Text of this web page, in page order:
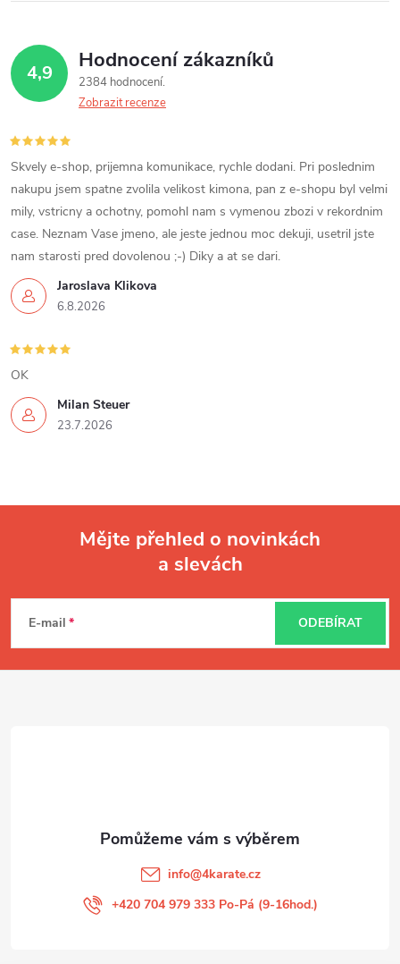
v
k
y
v
ý
p
i
s
u
4,9 Hodnocení zákazníků
2384 hodnocení
Zobrazit recenze
Jaroslava Klikova
6.8.2026
Skvely e-shop, prijemna komunikace, rychle dodani. Pri poslednim
nakupu jsem spatne zvolila velikost kimona, pan z e-shopu byl velmi
mily, vstricny a ochotny, pomohl nam s vymenou zbozi v rekordnim
case. Neznam Vase jmeno, ale jeste jednou moc dekuji, usetril jste
nam starosti pred dovolenou ;-) Diky a at se dari.
Milan Steuer
23.7.2026
OK
p
Mějte přehled o novinkách
a slevách
E-mail ODEBÍRAT
info@4karate.cz
+420 704 979 333 Po-Pá (9-16hod.)